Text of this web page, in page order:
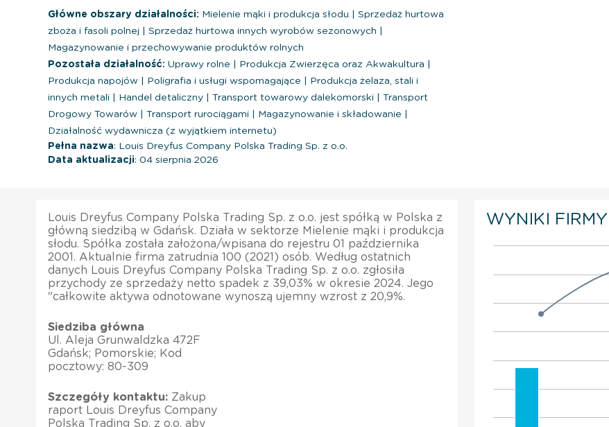
Główne obszary działalności: Mielenie mąki i produkcja słodu
Sprzedaż hurtowa
zboża i fasoli polnej
Sprzedaż hurtowa innych wyrobów sezonowych
Magazynowanie i przechowywanie produktów rolnych
Pozostała działalność: Uprawy rolne Produkcja Zwierzęca oraz Akwakultura
Produkcja napojów
Poligrafia i usługi wspomagające
Produkcja żelaza, stali i
innych metali
Handel detaliczny Transport towarowy dalekomorski
Transport
Drogowy Towarów
Transport rurociągami Magazynowanie i składowanie
Działalność wydawnicza (z wyjątkiem internetu)
Pełna nazwa: Louis Dreyfus Company Polska Trading Sp. z o.o.
Data aktualizacji: 04 sierpnia 2026
Louis Dreyfus Company Polska Trading Sp. z o.o. jest spółką w Polska z
główną siedzibą w Gdańsk. Działa w sektorze Mielenie mąki i produkcja
słodu. Spółka została założona/wpisana do rejestru 01 października
2001. Aktualnie firma zatrudnia 100 (2021) osób. Według ostatnich
danych Louis Dreyfus Company Polska Trading Sp. z o.o. zgłosiła
przychody ze sprzedaży netto spadek z 39,03% w okresie 2024. Jego
"całkowite aktywa odnotowane wynoszą ujemny wzrost z 20,9%.
Siedziba główna
Ul. Aleja Grunwaldzka 472F
Gdańsk; Pomorskie; Kod
pocztowy: 80-309
Szczegóły kontaktu: Zakup
raport Louis Dreyfus Company
Polska Trading Sp. z o.o. aby
WYNIKI FIRMY